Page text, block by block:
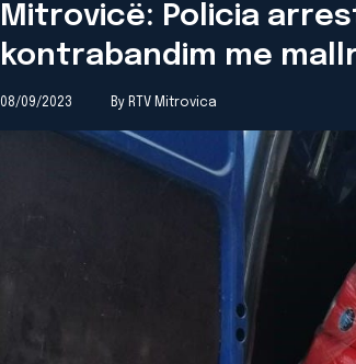
Mitrovicë: Policia
kontrabandim me
08/09/2023 By RTV Mitrovica